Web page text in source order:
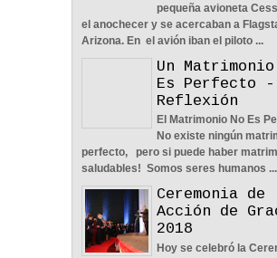
Nos Toca Escoger El
Camino, Fácil O
Reflexión
2022 0
Pesar De Las
Circunstancias -
04 Jun 2022
pequeña avioneta
el anochecer y se acercaban a
Arizona. En el avión iban el piloto ...
Un Matrimonio
Es Perfecto -
Reflexión
El Matrimonio No Es
No existe ningún
perfecto, pero si puede haber
saludables! Somos seres humanos ...
Ceremonia de
Acción de
2018
Hoy se celebró la